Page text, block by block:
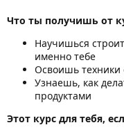
Что ты получишь от
Научишься
именно тебе
Освоишь
Узнаешь, как
продуктами
Этот курс для тебя,